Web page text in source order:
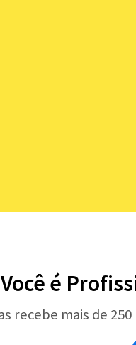
Você é
recebe mais de